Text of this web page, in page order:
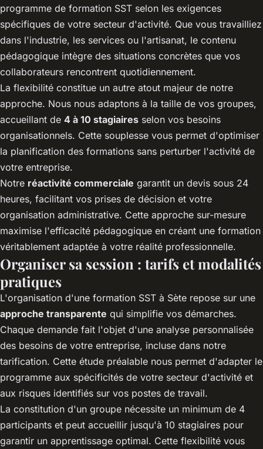
programme de formation SST selon les exigences
spécifiques de votre secteur d'activité. Que vous travailliez
dans l'industrie, les services ou l'artisanat, le contenu
pédagogique intègre des situations concrètes que vos
collaborateurs rencontrent quotidiennement.
La flexibilité constitue un autre atout majeur de notre
approche. Nous nous adaptons à la taille de vos groupes,
accueillant de 4 à 10 stagiaires selon vos besoins
organisationnels. Cette souplesse vous permet d'optimiser
la planification des formations sans perturber l'activité de
votre entreprise.
Notre réactivité commerciale garantit un devis sous 24
heures, facilitant vos prises de décision et votre
organisation administrative. Cette approche sur-mesure
maximise l'efficacité pédagogique en créant une formation
véritablement adaptée à votre réalité professionnelle.
Organiser sa session : tarifs et modalités
pratiques
L'organisation d'une formation SST à Sète repose sur une
approche transparente qui simplifie vos démarches.
Chaque demande fait l'objet d'une analyse personnalisée
des besoins de votre entreprise, incluse dans notre
tarification. Cette étude préalable nous permet d'adapter le
programme aux spécificités de votre secteur d'activité et
aux risques identifiés sur vos postes de travail.
La constitution d'un groupe nécessite un minimum de 4
participants et peut accueillir jusqu'à 10 stagiaires pour
garantir un apprentissage optimal. Cette flexibilité vous